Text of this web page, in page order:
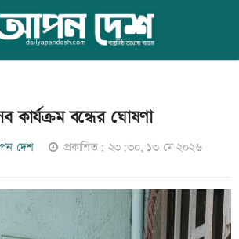
কার্যক্রম বন্ধের ঘোষণা
দেশ প্রকাশিত: ২৩:৩০, ১৩ মে ২০২৬